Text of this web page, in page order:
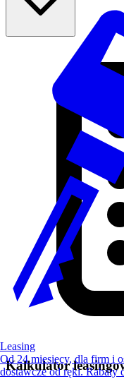
Kalkulator
Leasing
Od 24 miesięcy, dla firm i
dostawcze od ręki. Rabaty